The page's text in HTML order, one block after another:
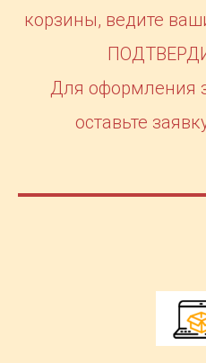
корзины, ведите
Для оформления
оставьте